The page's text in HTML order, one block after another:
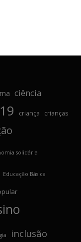
ciência
criança crianças
solidária
Educação Básica
inclusão